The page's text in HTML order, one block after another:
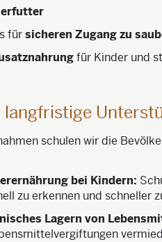
fürsicheren Zugang zu
für Kinder und
langfristige
schulen wir die
bei Kindern:
zu erkennen und schneller
Lagern von